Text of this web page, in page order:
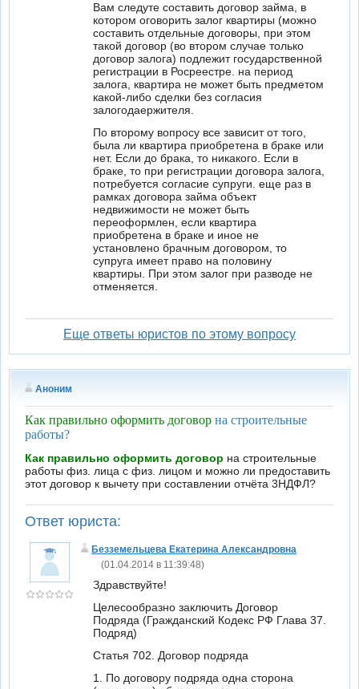
Вам следуте составить договор займа, в
котором оговорить залог квартиры (можно
составить отдельные договоры, при этом
такой договор (во втором случае только
договор залога) подлежит государственной
регистрации в Росреестре. на период
залога, квартира не может быть предметом
какой-либо сделки без согласия
залогодаержителя.
По второму вопросу все зависит от того,
была ли квартира приобретена в браке или
нет. Если до брака, то никакого. Если в
браке, то при регистрации договора залога,
потребуется согласие супруги. еще раз в
рамках договора займа объект
недвижимости не может быть
переоформлен, если квартира
приобретена в браке и иное не
установлено брачным договором, то
супруга имеет право на половину
квартиры. При этом залог при разводе не
отменяется.
Еще ответы юристов по этому вопросу
Аноним
Как правильно оформить договор на строительные
работы?
Как правильно оформить договор на строительные
работы физ. лица с физ. лицом и можно ли предоставить
этот договор к вычету при составлении отчёта 3НДФЛ?
Ответ юриста:
Безземельцева Екатерина Александровна
(01.04.2014 в 11:39:48)
Здравствуйте!
Целесообразно заключить Договор
Подряда (Гражданский Кодекс РФ Глава 37.
Подряд)
Статья 702. Договор подряда
1. По договору подряда одна сторона